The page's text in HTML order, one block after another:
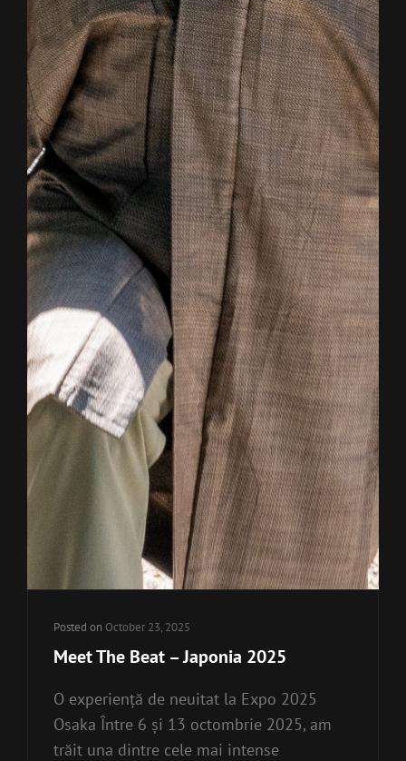
Posted on October 23, 2025
Meet The Beat – Japonia 2025
O experiență de neuitat la Expo 2025
Osaka Între 6 și 13 octombrie 2025, am
trăit una dintre cele mai intense